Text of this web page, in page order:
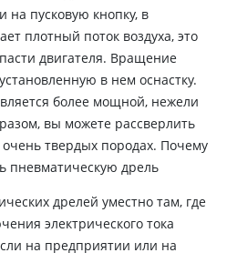
пусковую кнопку, в
плотный поток воздуха, это
двигателя. Вращение
в нем оснастку.
более мощной, нежели
вы можете рассверлить
твердых породах. Почему
пневматическую дрель
дрелей уместно там, где
электрического тока
на предприятии или на